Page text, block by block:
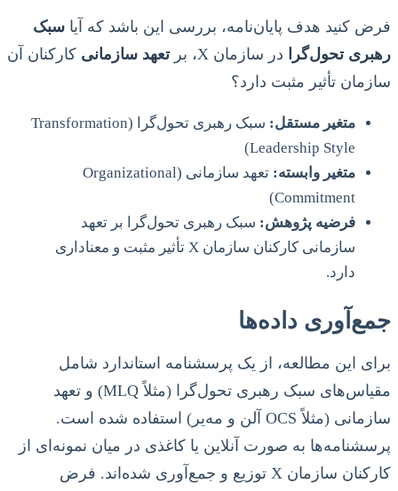
فرض کنید هدف پایان‌نامه، بررسی این باشد که آیا سبک
رهبری تحول‌گرا
در سازمان X، بر تعهد سازمانی کارکنان آن
سازمان تأثیر مثبت دارد؟
متغیر مستقل:
سبک رهبری تحول‌گرا (Transformation
Leadership Style)
متغیر وابسته:
تعهد سازمانی (Organizational
Commitment)
فرضیه پژوهش: سبک رهبری تحول‌گرا بر تعهد
سازمانی کارکنان سازمان X تأثیر مثبت و معناداری
دارد.
جمع‌آوری داده‌ها
برای این مطالعه، از یک پرسشنامه استاندارد شامل
مقیاس‌های سبک رهبری تحول‌گرا (مثلاً MLQ) و تعهد
سازمانی (مثلاً OCS آلن و مه‌یر) استفاده شده است.
پرسشنامه‌ها به صورت آنلاین یا کاغذی در میان نمونه‌ای از
کارکنان سازمان X توزیع و جمع‌آوری شده‌اند. فرض